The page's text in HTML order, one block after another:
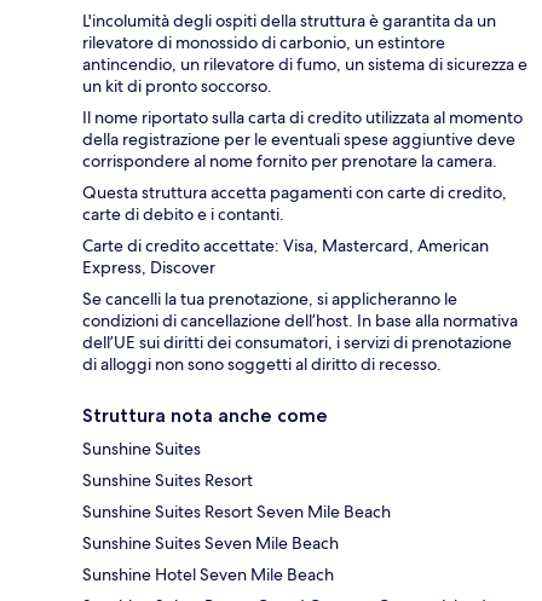
L'incolumità degli ospiti della struttura è garantita da un
rilevatore di monossido di carbonio, un estintore
antincendio, un rilevatore di fumo, un sistema di sicurezza e
un kit di pronto soccorso.
Il nome riportato sulla carta di credito utilizzata al momento
della registrazione per le eventuali spese aggiuntive deve
corrispondere al nome fornito per prenotare la camera.
Questa struttura accetta pagamenti con carte di credito,
carte di debito e i contanti.
Carte di credito accettate: Visa, Mastercard, American
Express, Discover
Se cancelli la tua prenotazione, si applicheranno le
condizioni di cancellazione dell’host. In base alla normativa
dell’UE sui diritti dei consumatori, i servizi di prenotazione
di alloggi non sono soggetti al diritto di recesso.
Struttura nota anche come
Sunshine Suites
Sunshine Suites Resort
Sunshine Suites Resort Seven Mile Beach
Sunshine Suites Seven Mile Beach
Sunshine Hotel Seven Mile Beach